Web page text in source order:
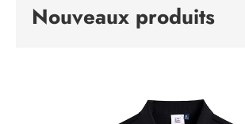
Nouveaux produits